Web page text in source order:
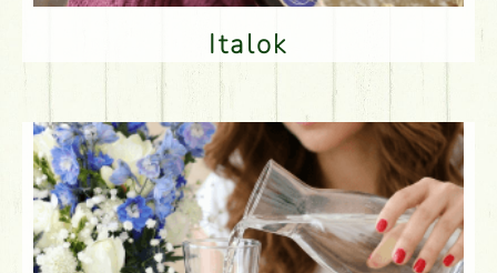
Italok